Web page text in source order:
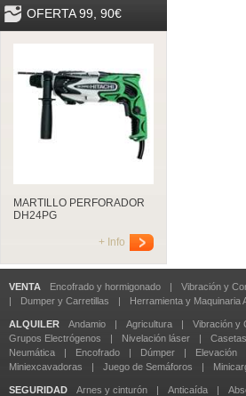
OFERTA 99, 90€
MARTILLO PERFORADOR
DH24PG
+ Info
VENTA Encofrado y hormigonado | Vibración y
|
Dumper y Carretillas | Herramienta y Maquinaria
ALQUILER Andamio | Agricultura | Vibración y
Grupos Electrógenos
| Nivelación láser | Casetas
Neumática
| Encofrado | Dúmper | Elevación
Miniexcavadoras
| Juego de Semáforos |
SEGURIDAD Arnes y cinturón | Anticaída |